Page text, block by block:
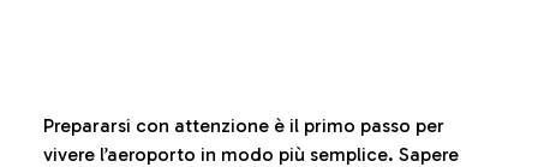
Prepararsi con attenzione è il primo passo per
vivere l’aeroporto in modo più semplice. Sapere